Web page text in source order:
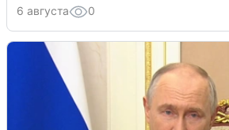
6 августа 0